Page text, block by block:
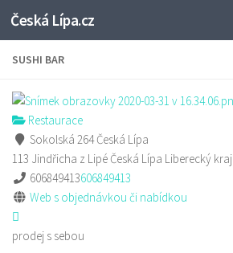
Skip to content
Česká Lípa.cz
SUSHI BAR
Restaurace
Sokolská 264 Česká Lípa
113 Jindřicha z Lipé Česká Lípa Liberecký kraj
606849413606849413
Web s objednávkou či nabídkou
prodej s sebou